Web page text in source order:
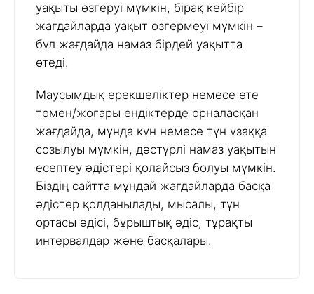
уақыты өзгеруі мүмкін, бірақ кейбір
жағдайларда уақыт өзгермеуі мүмкін –
бұл жағдайда намаз бірдей уақытта
өтеді.
Маусымдық ерекшеліктер немесе өте
төмен/жоғары ендіктерде орналасқан
жағдайда, мұнда күн немесе түн ұзаққа
созылуы мүмкін, дәстүрлі намаз уақытын
есептеу әдістері қолайсыз болуы мүмкін.
Біздің сайтта мұндай жағдайларда басқа
әдістер қолданылады, мысалы, түн
ортасы әдісі, бұрыштық әдіс, тұрақты
интервалдар және басқалары.